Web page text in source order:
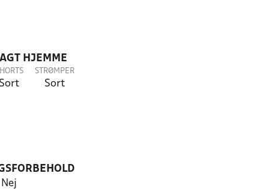
HJEMME
Sort
STRØMPER
Sort
Nej